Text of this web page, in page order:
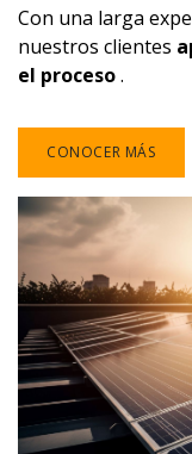
Con una larga
nuestros clientes
el proceso.
CONOCER MÁS